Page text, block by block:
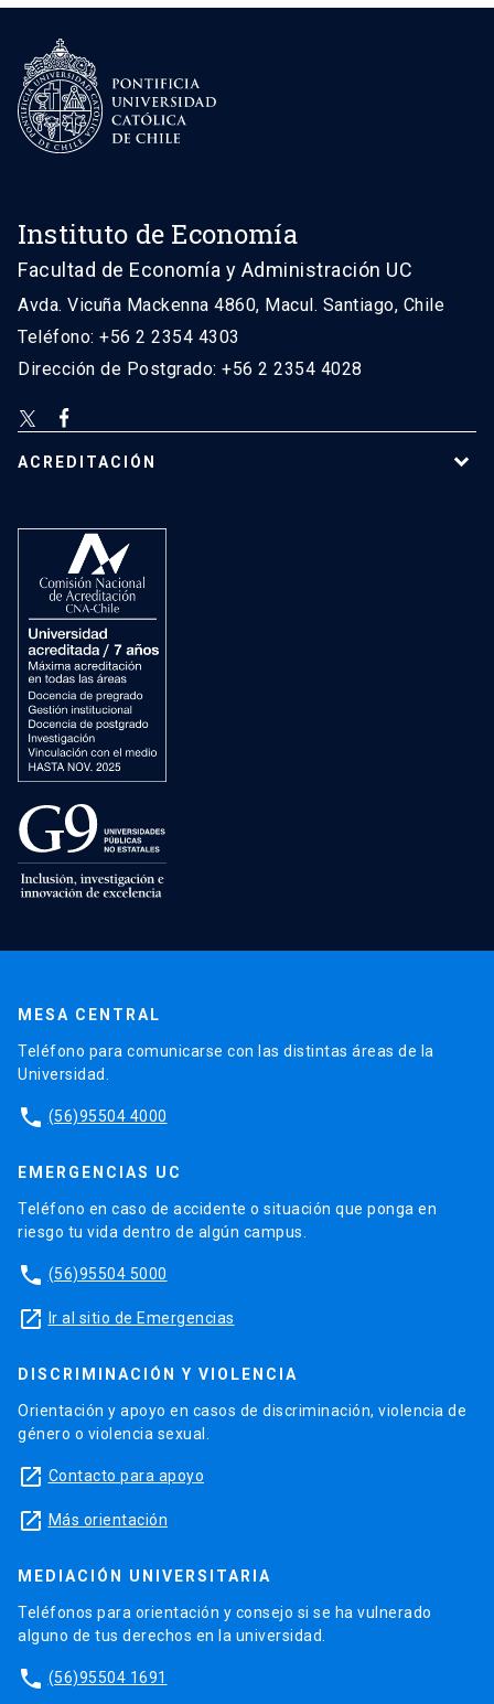
Instituto de Economía
Facultad de Economía y Administración UC
Avda. Vicuña Mackenna 4860, Macul. Santiago, Chile
Teléfono: +56 2 2354 4303
Dirección de Postgrado: +56 2 2354 4028
ACREDITACIÓN
MESA CENTRAL
Teléfono para comunicarse con las distintas áreas de la
Universidad.
phone (56)95504 4000
EMERGENCIAS UC
Teléfono en caso de accidente o situación que ponga en
riesgo tu vida dentro de algún campus.
phone (56)95504 5000
launch Ir al sitio de Emergencias
DISCRIMINACIÓN Y VIOLENCIA
Orientación y apoyo en casos de discriminación, violencia de
género o violencia sexual.
launch Contacto para apoyo
launch Más orientación
MEDIACIÓN UNIVERSITARIA
Teléfonos para orientación y consejo si se ha vulnerado
alguno de tus derechos en la universidad.
phone (56)95504 1691